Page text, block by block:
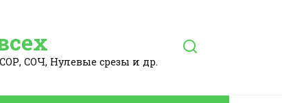
СОЧ, Нулевые срезы и др.